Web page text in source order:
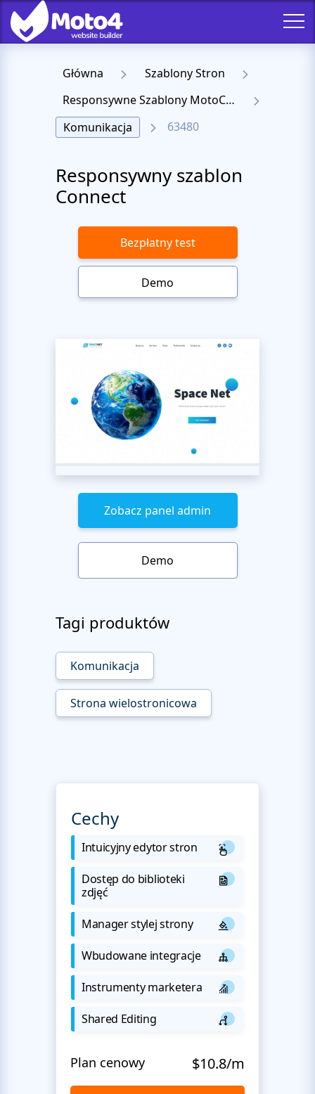
Główna
Szablony Stron
Responsywne Szablony MotoCMS 3
Komunikacja
63480
Responsywny szablon
Connect
Bezpłatny test
Demo
Zobacz panel admin
Demo
Tagi produktów
Komunikacja
Strona wielostronicowa
Cechy
Intuicyjny edytor stron
Dostęp do biblioteki
zdjęć
Manager stylej strony
Wbudowane integracje
Instrumenty marketera
Shared Editing
Plan cenowy $10.8/m